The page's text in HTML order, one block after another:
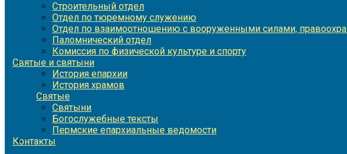
Строительный отдел
Отдел по тюремному служению
Отдел по взаимоотношению с вооруженными силами,
Паломнический отдел
Комиссия по физической культуре и спорту
Святые и святыни
История епархии
История храмов
Святые
Святыни
Богослужебные тексты
Пермские епархиальные ведомости
Контакты